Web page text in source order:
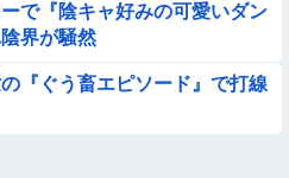
ゃった女の子の反応ｗｗｗｗｗ
』が好きなワードと言えば？
ーで『陰キャ好みの可愛いダン
界が騒然
の『ぐう畜エピソード』で打線